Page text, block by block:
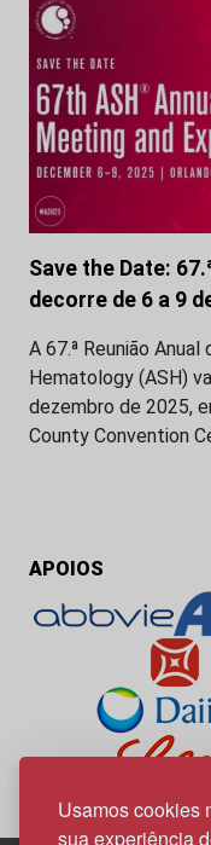
Usamos cookies
sua experiência
Save the Date:
decorre de 6 a 9
A 67.ª Reunião
Hematology (ASH)
dezembro de 2025,
County Convention
APOIOS